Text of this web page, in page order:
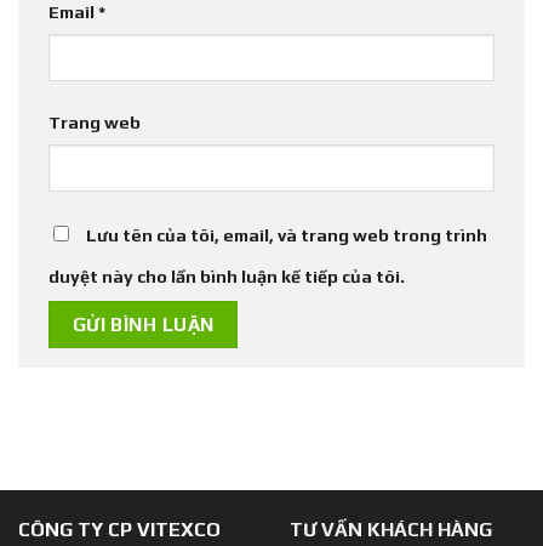
Email *
Trang web
Lưu tên của tôi, email, và trang web trong trình
duyệt này cho lần bình luận kế tiếp của tôi.
CÔNG TY CP VITEXCO
TƯ VẤN KHÁCH HÀNG